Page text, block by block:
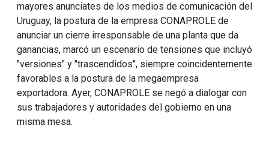
mayores anunciates de los medios de comunicación del
Uruguay, la postura de la empresa CONAPROLE de
anunciar un cierre irresponsable de una planta que da
ganancias, marcó un escenario de tensiones que incluyó
"versiones" y "trascendidos", siempre coincidentemente
favorables a la postura de la megaempresa
exportadora. Ayer, CONAPROLE se negó a dialogar con
sus trabajadores y autoridades del gobierno en una
misma mesa.